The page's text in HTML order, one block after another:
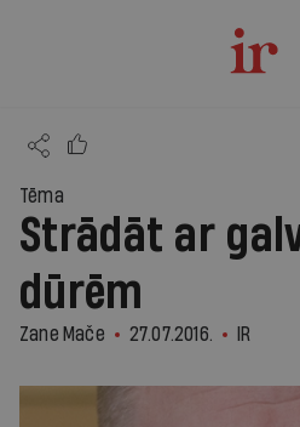
Tēma
Strādāt ar
dūrēm
Zane Mače 27.07.2016. IR